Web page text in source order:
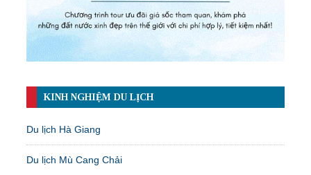
KINH NGHIỆM DU LỊCH
Du lịch Hà Giang
Du lịch Mù Cang Chải